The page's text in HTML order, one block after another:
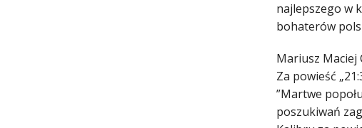
najlepszego w
bohaterów
Mariusz Maciej
Za powieść
”Martwe
poszukiwań